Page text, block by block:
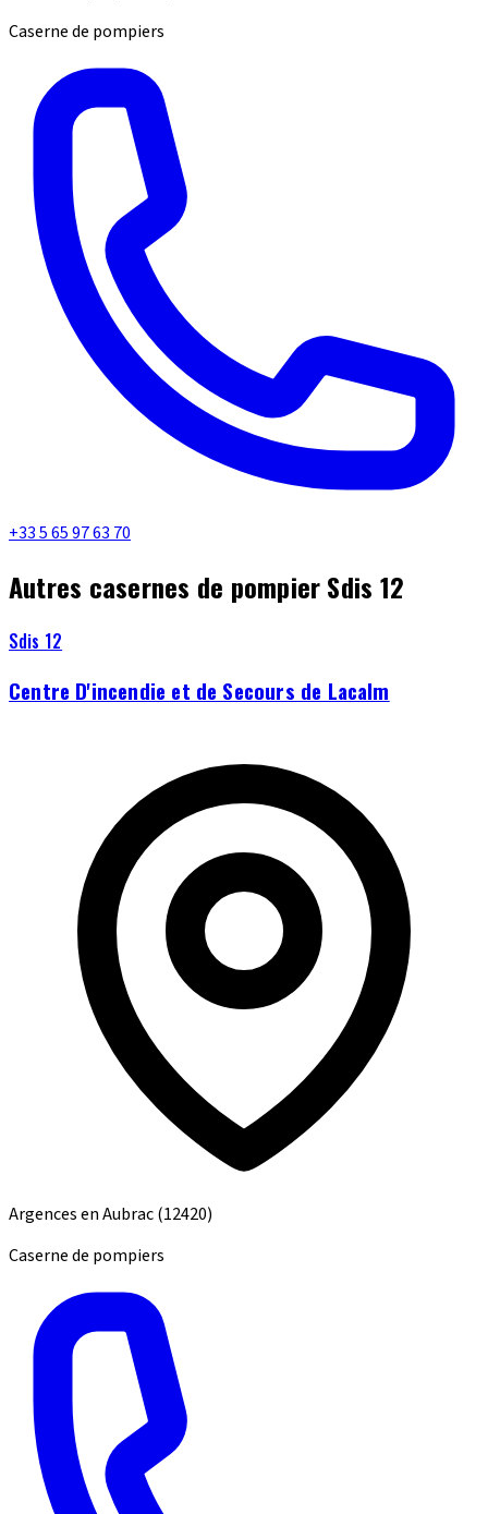
Caserne de pompiers
+33 5 65 97 63 70
Autres casernes de pompier Sdis 12
Sdis 12
Centre D'incendie et de Secours de Lacalm
Argences en Aubrac(12420)
Caserne de pompiers